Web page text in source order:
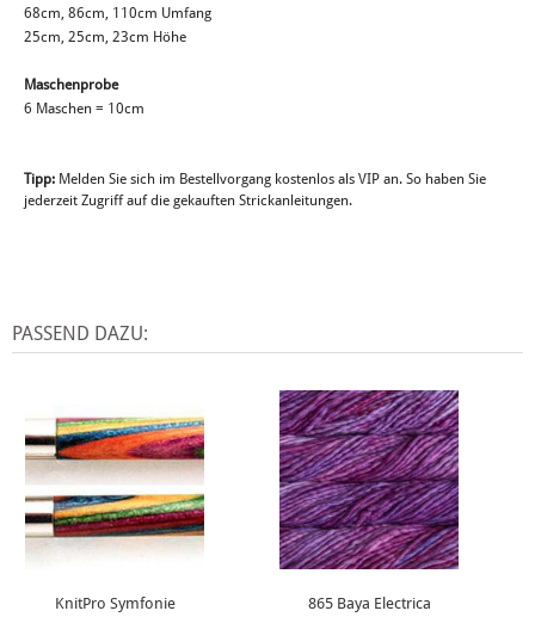
68cm, 86cm, 110cm Umfang
25cm, 25cm, 23cm Höhe
Maschenprobe
6 Maschen = 10cm
Tipp: Melden Sie sich im Bestellvorgang kostenlos als VIP an. So haben Sie
jederzeit Zugriff auf die gekauften Strickanleitungen.
PASSEND DAZU:
KnitPro Symfonie
865 Baya Electrica